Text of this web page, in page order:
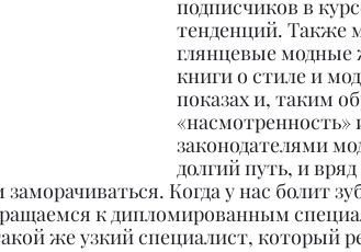
подписчиков в
тенденций. Также
глянцевые модные
книги о стиле и
показах и, таким
«насмотренность»
законодателями
долгий путь, и
заморачиваться. Когда у нас болит
к дипломированным
же узкий специалист, который